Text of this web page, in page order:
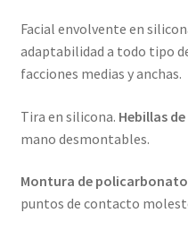
Facial envolvente en
adaptabilidad a todo tipo
facciones medias y anchas.
Tira en silicona. Hebillas
mano desmontables.
Montura de
puntos de contacto